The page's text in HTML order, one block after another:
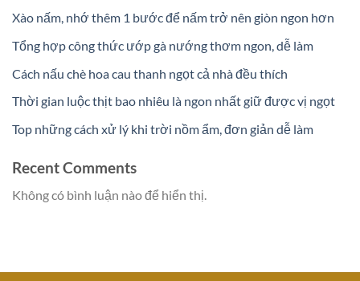
Xào nấm, nhớ thêm 1 bước để nấm trở nên giòn ngon hơn
Tổng hợp công thức ướp gà nướng thơm ngon, dễ làm
Cách nấu chè hoa cau thanh ngọt cả nhà đều thích
Thời gian luộc thịt bao nhiêu là ngon nhất giữ được vị ngọt
Top những cách xử lý khi trời nồm ẩm, đơn giản dễ làm
Recent Comments
Không có bình luận nào để hiển thị.